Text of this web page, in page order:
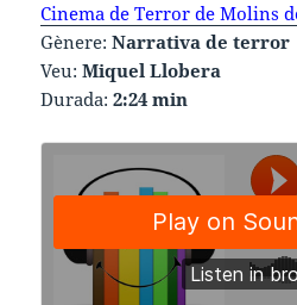
Cinema de Terror de Molins
Gènere:Narrativa de terror
Veu:Miquel Llobera
Durada:2:24 min